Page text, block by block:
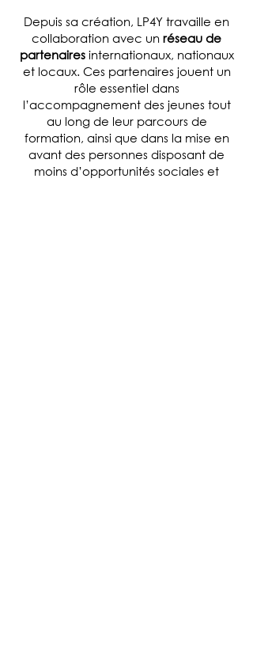
Depuis sa création, LP4Y travaille en
collaboration avec un réseau de
partenairesinternationaux, nationaux
et locaux. Ces partenaires jouent un
rôle essentiel dans
l’accompagnement des jeunes tout
au long de leur parcours de
formation, ainsi que dans la mise en
avant des personnes disposant de
moins d’opportunités sociales et